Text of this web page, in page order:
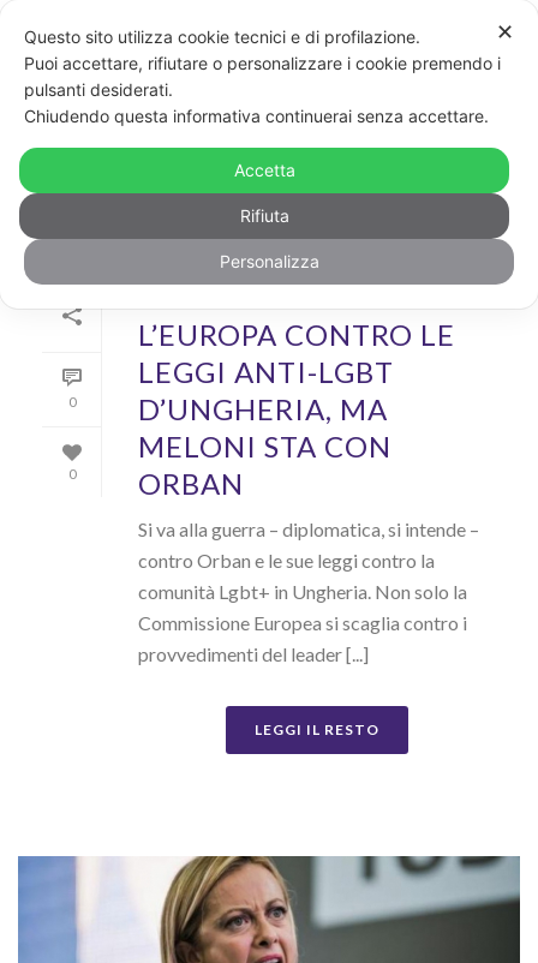
ARCHIVIO
0
0
L’EUROPA CONTRO LE
LEGGI ANTI-LGBT
D’UNGHERIA, MA
MELONI STA CON
ORBAN
Si va alla guerra – diplomatica, si intende –
contro Orban e le sue leggi contro la
comunità Lgbt+ in Ungheria. Non solo la
Commissione Europea si scaglia contro i
provvedimenti del leader [...]
LEGGI IL RESTO
✕
Questo sito utilizza cookie tecnici e di profilazione.
Puoi accettare, rifiutare o personalizzare i cookie premendo i
pulsanti desiderati.
Chiudendo questa informativa continuerai senza accettare.
Accetta
Rifiuta
Personalizza